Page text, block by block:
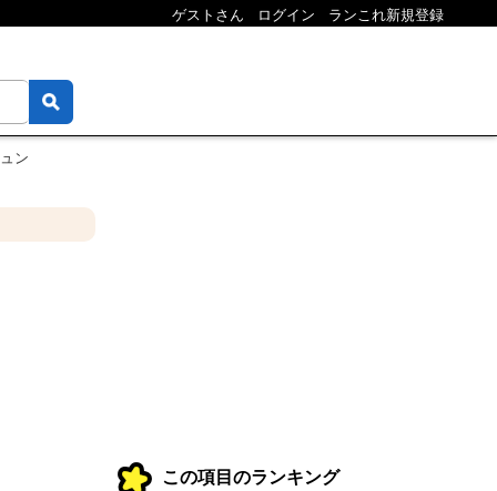
ゲストさん ログイン ランこれ新規登録
ン
この項目のランキング